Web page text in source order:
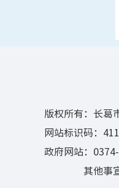
版权所有：长葛
网站标识码：
政府网站：
其他事宣联